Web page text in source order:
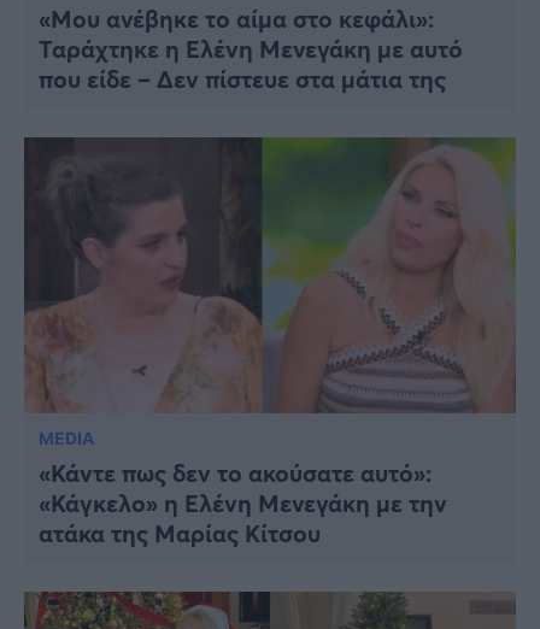
«Μου ανέβηκε το αίμα στο κεφάλι»:
Ταράχτηκε η Ελένη Μενεγάκη με αυτό
που είδε – Δεν πίστευε στα μάτια της
MEDIA
«Κάντε πως δεν το ακούσατε αυτό»:
«Κάγκελο» η Ελένη Μενεγάκη με την
ατάκα της Μαρίας Κίτσου